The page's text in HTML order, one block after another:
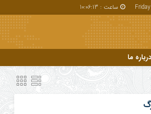
ساعت : 10:06:14
درباره ما
درباره ما